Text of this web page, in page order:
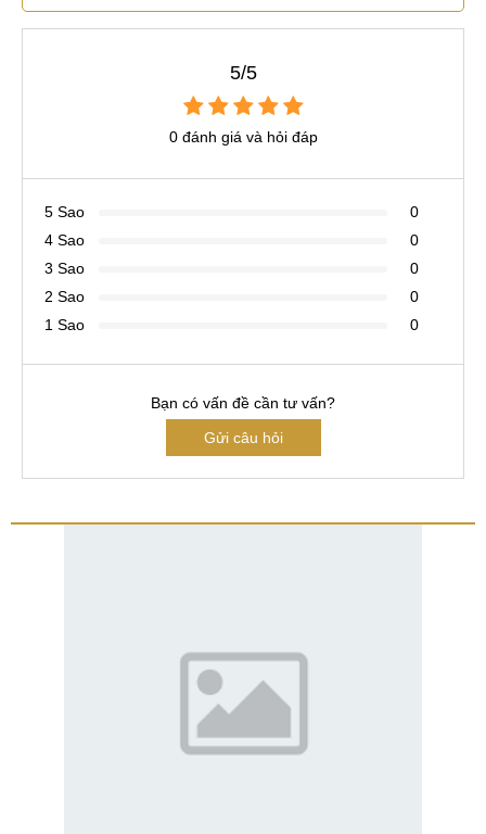
5/5
0 đánh giá và hỏi đáp
5 Sao
0
4 Sao
0
3 Sao
0
2 Sao
0
1 Sao
0
Bạn có vấn đề cần tư vấn?
Gửi câu hỏi